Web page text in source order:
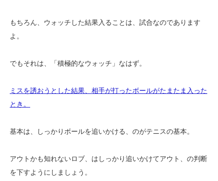
もちろん、ウォッチした結果入ることは、試合なのであります
よ。
でもそれは、「積極的なウォッチ」なはず。
ミスを誘おうとした結果、相手が打ったボールがたまたま入った
とき。
基本は、しっかりボールを追いかける、のがテニスの基本。
アウトかも知れないロブ、はしっかり追いかけてアウト、の判断
を下すようにしましょう。